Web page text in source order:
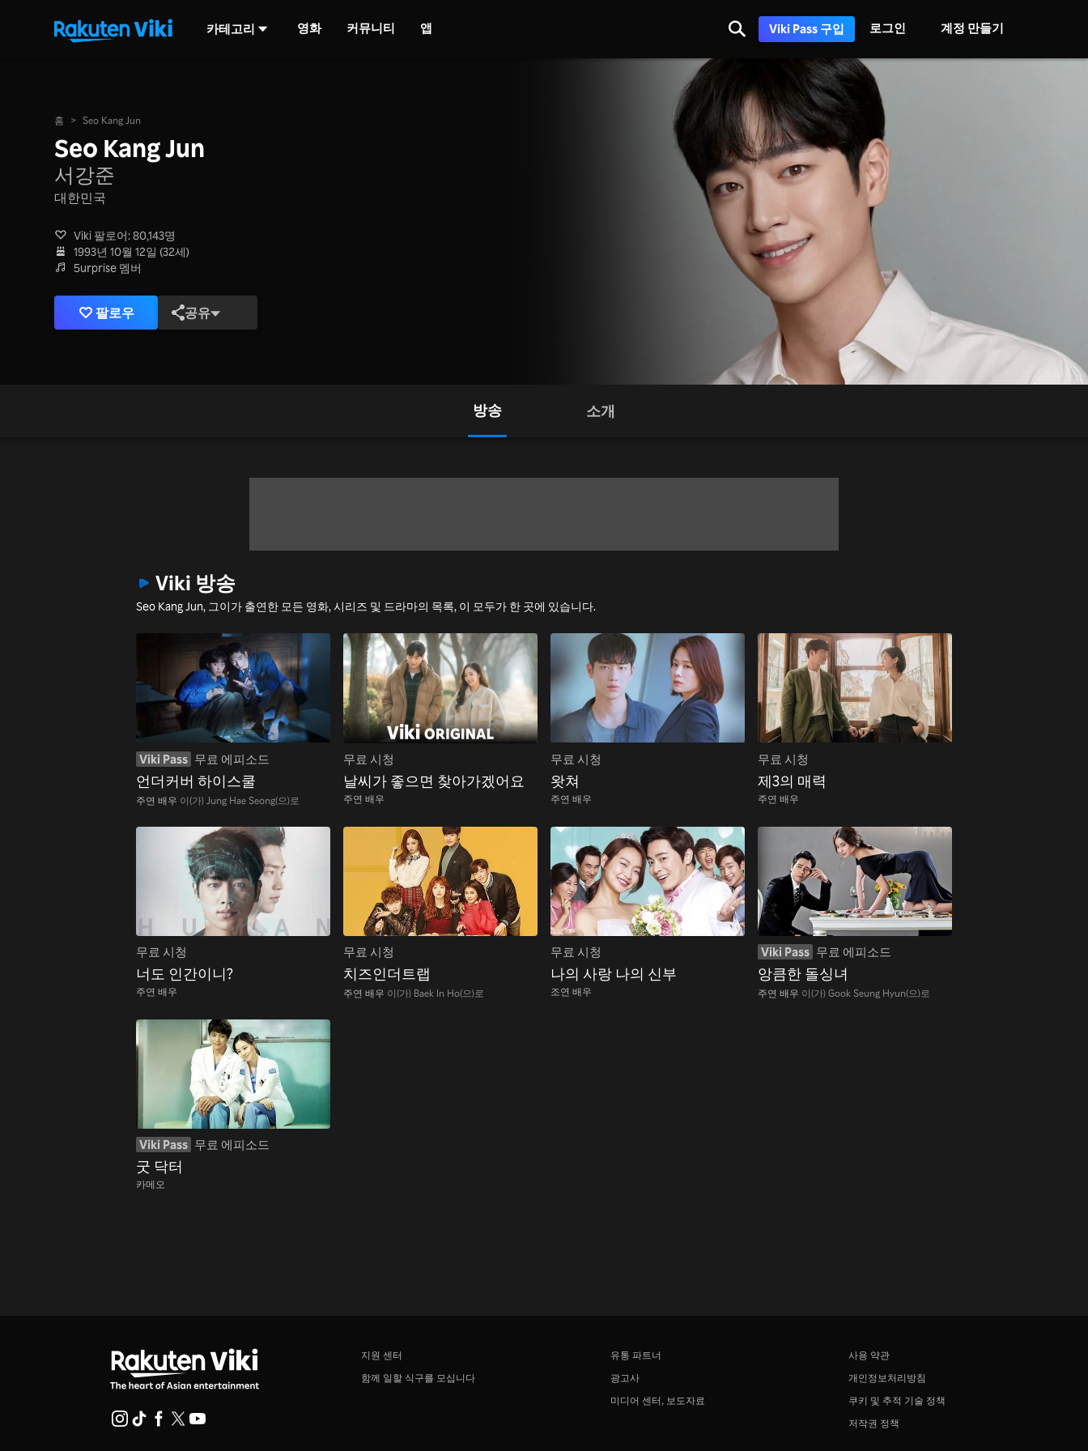
카테고리 영화 커뮤니티 앱 Viki Pass 구입 로그인 계정 만들기
홈 > Seo Kang Jun
Seo Kang Jun
서강준
대한민국
Viki 팔로어: 80,143명
1993년 10월 12일 (32세)
5urprise 멤버
팔로우 공유
방송 소개
Viki 방송
Seo Kang Jun, 그이가 출연한 모든 영화, 시리즈 및 드라마의 목록, 이 모두가 한 곳에 있습니다.
Viki Pass 무료 에피소드
언더커버 하이스쿨
주연 배우 이(가) Jung Hae Seong(으)로
무료 시청
날씨가 좋으면 찾아가겠어요
주연 배우
무료 시청
왓쳐
주연 배우
무료 시청
제3의 매력
주연 배우
무료 시청
너도 인간이니?
주연 배우
무료 시청
치즈인더트랩
주연 배우 이(가) Baek In Ho(으)로
무료 시청
나의 사랑 나의 신부
조연 배우
Viki Pass 무료 에피소드
앙큼한 돌싱녀
주연 배우 이(가) Gook Seung Hyun(으)로
Viki Pass 무료 에피소드
굿 닥터
카메오
지원 센터
함께 일할 식구를 모십니다
유통 파트너
광고사
미디어 센터, 보도자료
사용 약관
개인정보처리방침
쿠키 및 추적 기술 정책
저작권 정책